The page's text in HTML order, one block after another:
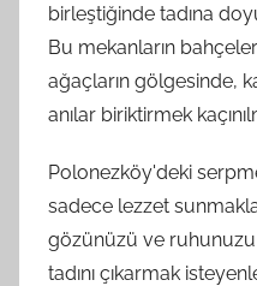
birleştiğinde tadına
Bu mekanların
ağaçların gölgesinde,
anılar biriktirmek
Polonezköy'deki
sadece lezzet
gözünüzü ve ruhunuzu
tadını çıkarmak